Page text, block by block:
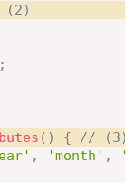
;
( ) {
// (3)
, 'month' ,